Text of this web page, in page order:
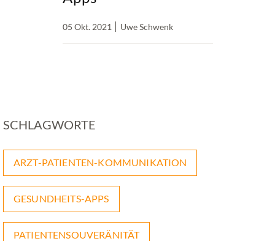
05 Okt. 2021 Uwe Schwenk
SCHLAGWORTE
ARZT-PATIENTEN-KOMMUNIKATION
GESUNDHEITS-APPS
PATIENTENSOUVERÄNITÄT